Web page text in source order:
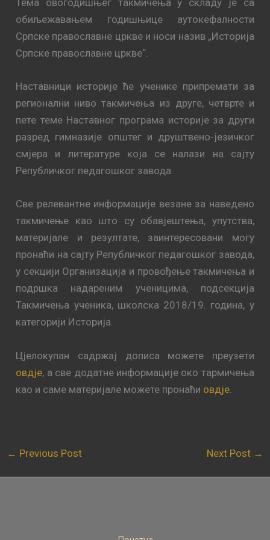
Тема овогодишњег такмичења у складу је са
обиљежавањем годишњице аутокефалности
Српске православне цркве и носи назив „Историја
Српске православне цркве“.
Наставници историје ће ученике припремати за
регионални ниво такмичења из друге, четврте и
пете теме Наставног програма историје за други
разред гимназије општег и друштвено-језичког
смјера и литературе која се налази на сајту
Републичког педагошког завода.
Све релевантне информације везане за наведено
такмичење као што су обавјештења, упутства,
материјале и резултате, заинтересовани могу
пронаћи на сајту Републичког педагошког завода,
у секцији Организација и провођење такмичења и
подршка надареним ученицима, подсекција
Такмичења ученика, школска 2018/19. година, у
категорији Историја.
Цјелокупан садржај дописа можете преузети
овдје, а све додатне информације око тармичења
као и саме материјале можете пронаћи овдје.
← Previous Post Next Post →